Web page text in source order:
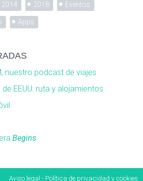
2014 2018 Eventos
Apps
nuestro podcast de viajes
EEUU: ruta y alojamientos
Begins
Aviso legal - Política de privacidad y cookies